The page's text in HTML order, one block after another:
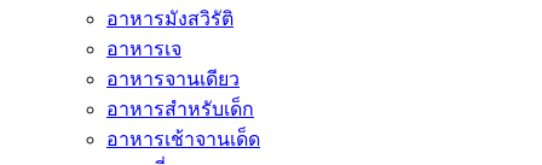
อาหารมังสวิรัติ
อาหารเจ
อาหารจานเดียว
อาหารสำหรับเด็ก
อาหารเช้าจานเด็ด